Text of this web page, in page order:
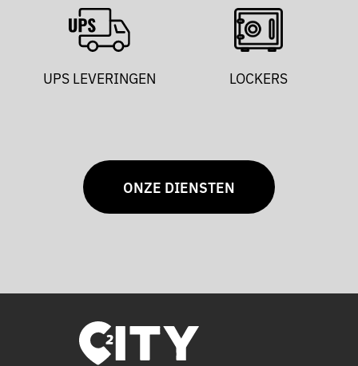
UPS LEVERINGEN LOCKERS
ONZE DIENSTEN